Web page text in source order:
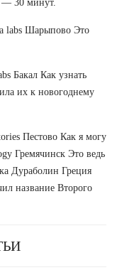
— 30 минут.
labs Шарыпово Это
Бакал Как узнать
их к новогоднему
Пестово Как я могу
Гремячинск Это ведь
Дураболин Греция
название Второго